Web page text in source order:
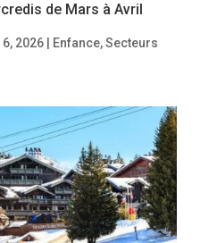
de Mars à Avril
6, 2026| Enfance,Secteurs